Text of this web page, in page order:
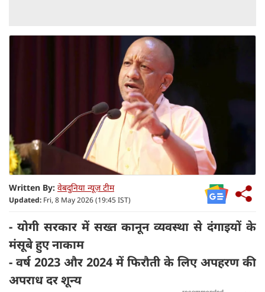
Written By: वेबदुनिया न्यूज़ टीम
Updated: Fri, 8 May 2026 (19:45 IST)
- योगी सरकार में सख्त कानून व्यवस्था से दंगाइयों के
मंसूबे हुए नाकाम
- वर्ष 2023 और 2024 में फिरौती के लिए अपहरण की
अपराध दर शून्य